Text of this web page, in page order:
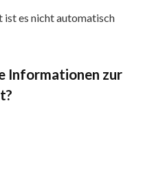
es nicht automatisch
Informationen zur